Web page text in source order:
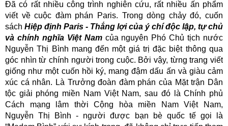
Đã có rất nhiều công trình nghiên cứu, rất nhiều ấn phẩm
viết về cuộc đàm phán Paris. Trong dòng chảy đó, cuốn
sách Hiệp định Paris - Thắng lợi của ý chí độc lập, tự chủ
và chính nghĩa Việt Namcủa nguyên Phó Chủ tịch nước
Nguyễn Thị Bình mang đến một giá trị đặc biệt thông qua
góc nhìn từ chính người trong cuộc. Bởi vậy, từng trang viết
giống như một cuốn hồi ký, mang đậm dấu ấn và giàu cảm
xúc cá nhân. Là Trưởng đoàn đàm phán của Mặt trận Dân
tộc giải phóng miền Nam Việt Nam, sau đó là Chính phủ
Cách mạng lâm thời Cộng hòa miền Nam Việt Nam,
Nguyễn Thị Bình - người được bạn bè quốc tế gọi là